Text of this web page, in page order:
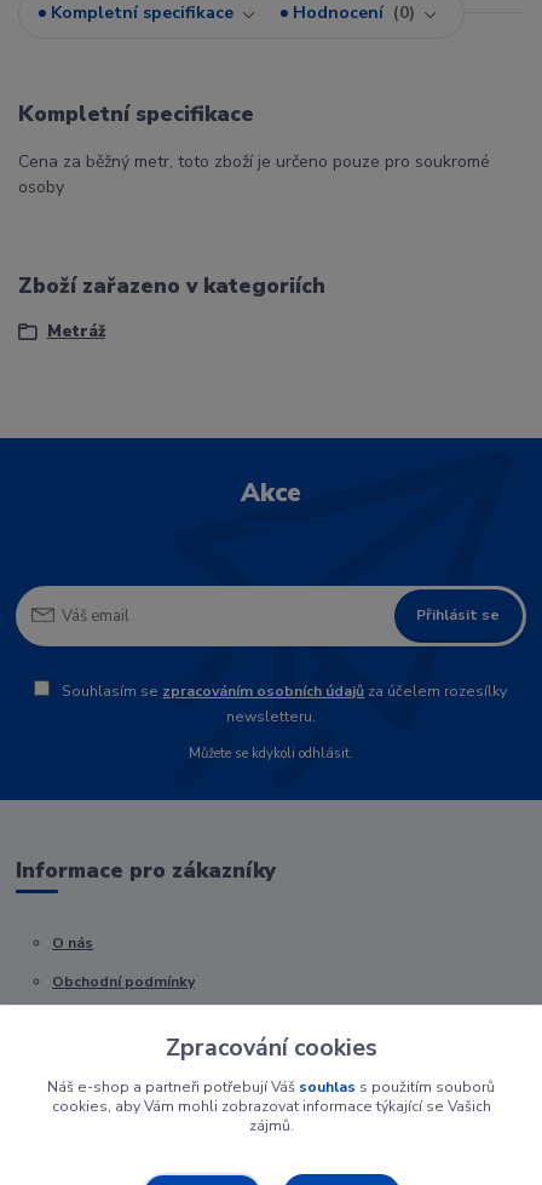
Kompletní specifikace Hodnocení 0
Kompletní specifikace
Cena za běžný metr, toto zboží je určeno pouze pro soukromé
osoby
Zboží zařazeno v kategoriích
Metráž
Akce
Přihlásit se
Souhlasím se zpracováním osobních údajů za účelem rozesílky
newsletteru.
Můžete se kdykoli odhlásit.
Informace pro zákazníky
O nás
Obchodní podmínky
Zpracování cookies
Náš e-shop a partneři potřebují Váš souhlas s použitím souborů
cookies, aby Vám mohli zobrazovat informace týkající se Vašich
zájmů.